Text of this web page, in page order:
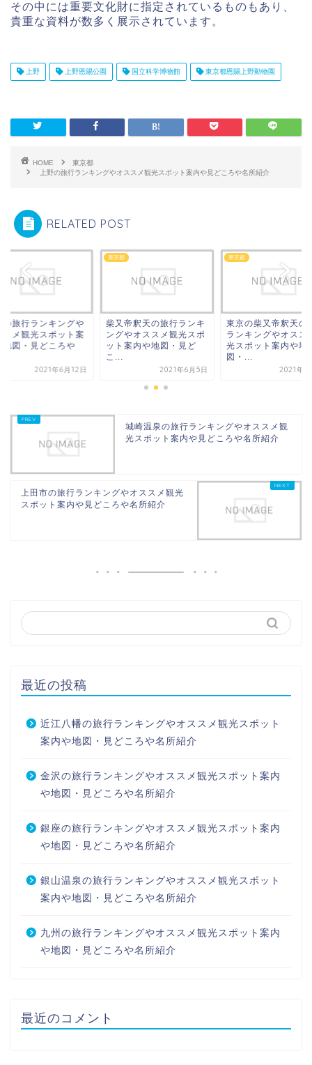
その中には重要文化財に指定されているものもあり、
貴重な資料が数多く展示されています。
上野 上野恩賜公園 国立科学博物館 東京都恩賜上野動物園
HOME
東京都
上野の旅行ランキングやオススメ観光スポット案内や見どころや名所紹介
RELATED POST
の旅行ランキングや
スメ観光スポット案
地図・見どころや
2021年6月12日
東京都
柴又帝釈天の旅行ランキ
ングやオススメ観光スポ
ット案内や地図・見ど
こ...
2021年6月5日
東京都
東京の柴又帝釈天の
ランキングやオスス
光スポット案内や地
図・...
2021年6
城崎温泉の旅行ランキングやオススメ観
光スポット案内や見どころや名所紹介
上田市の旅行ランキングやオススメ観光
スポット案内や見どころや名所紹介
最近の投稿
近江八幡の旅行ランキングやオススメ観光スポット
案内や地図・見どころや名所紹介
金沢の旅行ランキングやオススメ観光スポット案内
や地図・見どころや名所紹介
銀座の旅行ランキングやオススメ観光スポット案内
や地図・見どころや名所紹介
銀山温泉の旅行ランキングやオススメ観光スポット
案内や地図・見どころや名所紹介
九州の旅行ランキングやオススメ観光スポット案内
や地図・見どころや名所紹介
最近のコメント